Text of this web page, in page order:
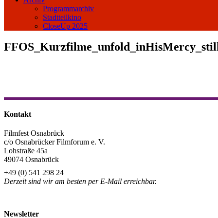
Programmarchiv
Stadtteilkino
CloseUp 2025
Kontakt
Filmfest Osnabrück
c/o Osnabrücker Filmforum e. V.
Lohstraße 45a
49074 Osnabrück
+49 (0) 541 298 24
Derzeit sind wir am besten per E-Mail erreichbar.
Newsletter